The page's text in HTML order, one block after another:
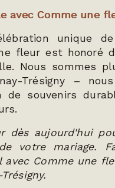
avec Comme une
unique
fleur est honoré
Nous sommes
Trésigny –
de souvenirs
dès aujourd'hui
votre mariage.
Comme une